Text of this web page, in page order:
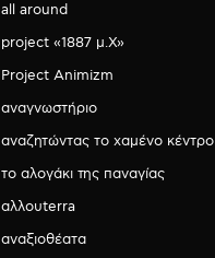
all around
project «1887 μ.Χ»
Project Animizm
αναγνωστήριο
αναζητώντας το χαμένο κέντρο
το αλογάκι της παναγίας
αλλουterra
αναξιοθέατα